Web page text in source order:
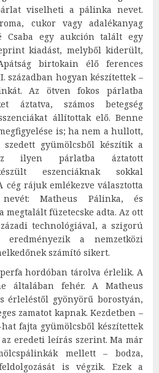
viselheti a pálinka nevet.
cukor vagy adalékanyag
Csaba egy aukción talált egy
kiadást, melyből kiderült,
birtokain élő ferences
században hogyan készítettek –
Az ötven fokos párlatba
áztatva, számos betegség
állítottak elő. Benne
is; ha nem a hullott,
gyümölcsből készítik a
ilyen párlatba áztatott
eszenciáknak sokkal
cég rájuk emlékezve választotta
nevét: Matheus Pálinka, és
megtalált füzetecske adta. Az ott
technológiával, a szigorú
eredményezik a nemzetközi
számító sikert.
hordóban tárolva érlelik. A
általában fehér. A Matheus
érleléstől gyönyörű borostyán,
zamatot kapnak. Kezdetben –
fajta gyümölcsből készítettek
eredeti leírás szerint. Ma már
mellett – bodza,
is végzik. Ezek a